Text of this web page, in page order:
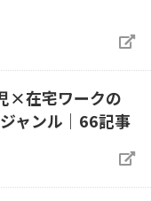
×在宅ワークの
ャンル｜66記事